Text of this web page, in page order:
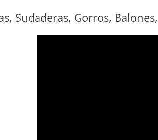
Sudaderas, Gorros,